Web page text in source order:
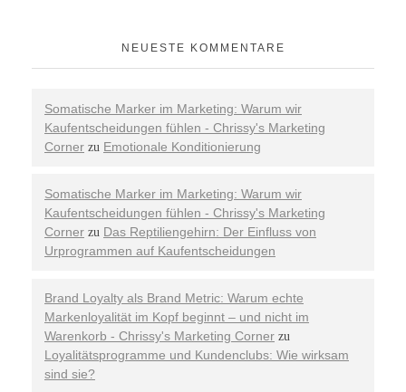
NEUESTE KOMMENTARE
Somatische Marker im Marketing: Warum wir
Kaufentscheidungen fühlen - Chrissy's Marketing
Corner zu Emotionale Konditionierung
Somatische Marker im Marketing: Warum wir
Kaufentscheidungen fühlen - Chrissy's Marketing
Corner zu Das Reptiliengehirn: Der Einfluss von
Urprogrammen auf Kaufentscheidungen
Brand Loyalty als Brand Metric: Warum echte
Markenloyalität im Kopf beginnt – und nicht im
Warenkorb - Chrissy's Marketing Corner zu
Loyalitätsprogramme und Kundenclubs: Wie wirksam
sind sie?